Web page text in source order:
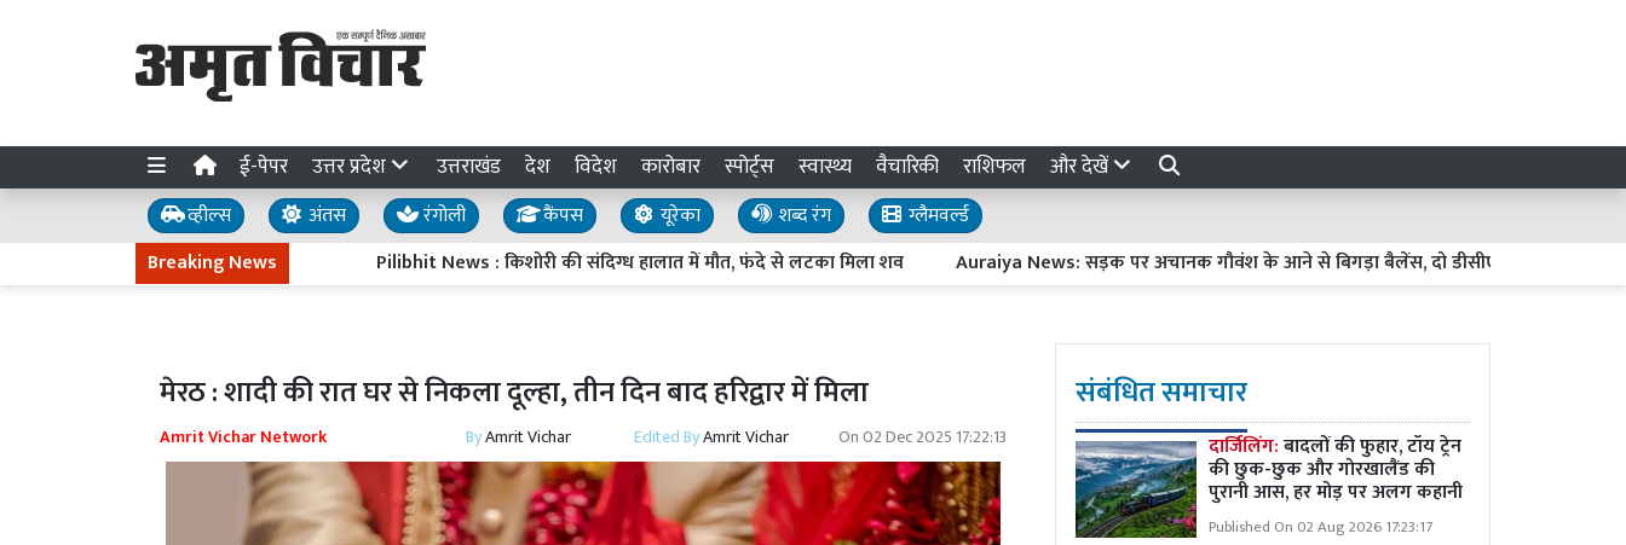
ई-पेपर उत्तर प्रदेश उत्तराखंड देश विदेश कारोबार स्पोर्ट्स स्वास्थ्य वैचारिकी राशिफल और देखें
व्हील्स अंतस रंगोली कैंपस यूरेका शब्द रंग
ग्लैमवर्ल्ड
Breaking News
Pilibhit News : किशोरी की संदिग्ध हालात में मौत, फंदे से लटका मिला शव Auraiya News: सड़क पर अचानक गौवंश के आने से बिगड़ा बैलेंस, दो डीसीएम की भीषण भिड़ंत से
मेरठ : शादी की रात घर से निकला दूल्हा, तीन दिन बाद हरिद्वार में मिला
Amrit Vichar Network ByAmrit Vichar Edited ByAmrit Vichar On02 Dec 2025 17:22:13
संबंधित समाचार
दार्जिलिंग:बादलों की फुहार, टॉय ट्रेन
की छुक-छुक और गोरखालैंड की
पुरानी आस, हर मोड़ पर अलग कहानी
Published On 02 Aug 2026 17:23:17